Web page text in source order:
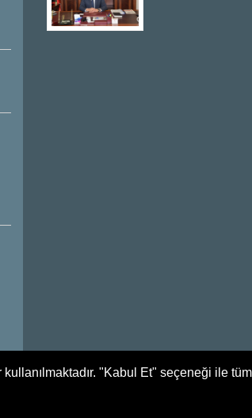
"Kabul Et" seçeneği ile